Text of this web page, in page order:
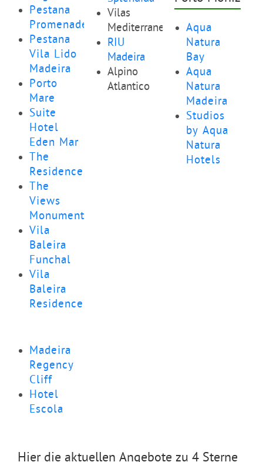
Pestana
Promenade
Pestana
Vila Lido
Madeira
Porto
Mare
Suite
Hotel
Eden Mar
The
Residence
The
Views
Monumental
Vila
Baleira
Funchal
Vila
Baleira
Residence
Madeira
Regency
Cliff
Hotel
Escola
Vilas
Mediterraneo
RIU
Madeira
Alpino
Atlantico
Aqua
Natura
Bay
Aqua
Natura
Madeira
Studios
by Aqua
Natura
Hotels
Hier die aktuellen Angebote zu 4 Sterne